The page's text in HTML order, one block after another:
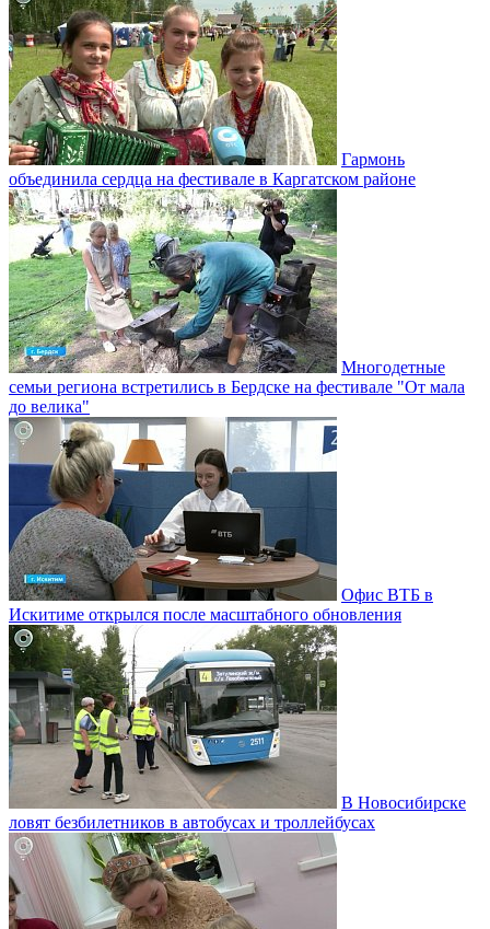
Гармонь
объединила сердца на фестивале в Каргатском районе
Многодетные
семьи региона встретились в Бердске на фестивале "От мала
до велика"
Офис ВТБ в
Искитиме открылся после масштабного обновления
В Новосибирске
ловят безбилетников в автобусах и троллейбусах